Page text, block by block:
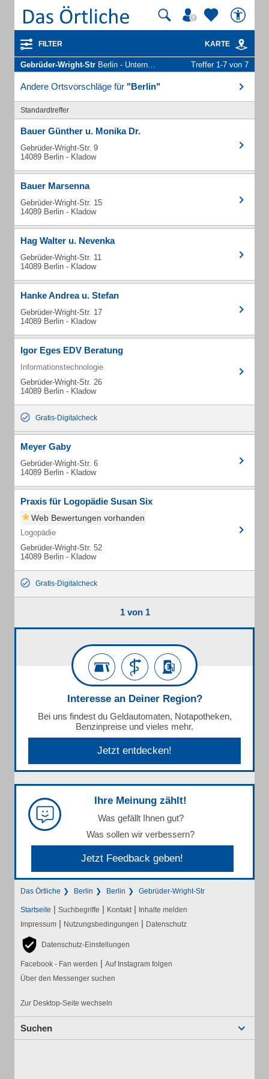
FILTER KARTE
Gebrüder-Wright-Str Berlin - Unternehmen und Personen Treffer 1-7 von 7
Andere Ortsvorschläge für "Berlin"
Standardtreffer
Bauer Günther u. Monika Dr.
Gebrüder-Wright-Str. 9
14089 Berlin - Kladow
Bauer Marsenna
Gebrüder-Wright-Str. 15
14089 Berlin - Kladow
Hag Walter u. Nevenka
Gebrüder-Wright-Str. 11
14089 Berlin - Kladow
Hanke Andrea u. Stefan
Gebrüder-Wright-Str. 17
14089 Berlin - Kladow
Igor Eges EDV Beratung
Informationstechnologie
Gebrüder-Wright-Str. 26
14089 Berlin - Kladow
Gratis-Digitalcheck
Meyer Gaby
Gebrüder-Wright-Str. 6
14089 Berlin - Kladow
Praxis für Logopädie Susan Six
Web Bewertungen vorhanden
Logopädie
Gebrüder-Wright-Str. 52
14089 Berlin - Kladow
Gratis-Digitalcheck
1 von 1
Interesse an Deiner Region?
Bei uns findest du Geldautomaten, Notapotheken,
Benzinpreise und vieles mehr.
Jetzt entdecken!
Ihre Meinung zählt!
Was gefällt Ihnen gut?
Was sollen wir verbessern?
Jetzt Feedback geben!
Das Örtliche Berlin Berlin Gebrüder-Wright-Str
Startseite | Suchbegriffe | Kontakt | Inhalte melden
Impressum | Nutzungsbedingungen | Datenschutz
Datenschutz-Einstellungen
Facebook - Fan werden | Auf Instagram folgen
Über den Messenger suchen
Zur Desktop-Seite wechseln
Suchen